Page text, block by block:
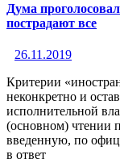
Дума
пострадают все
26.11.2019
Критерии
неконкретно и
исполнительной
(основном) чтении
введенную, по
в ответ